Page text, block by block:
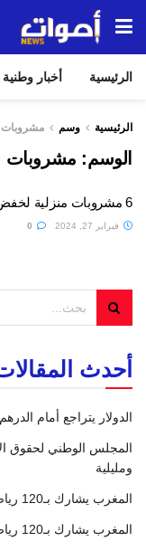
الرئيسية أخبار وطنية
الرئيسية وسم مشروبات
الوسم: مشروبات
6 مشروبات منزلية لخفض ضغط الدم المرتفع
فبراير 27, 2024
أحدث
الدولار يتراجع أمام الدرهم بنسبة 0,42%
المجلس الوطني لحقوق
ومليلية
المغرب يشارك بـ120 رياضيا في دورة تارانتو 2026
المغرب يشارك بـ120 رياضيا في دورة تارانتو 2026